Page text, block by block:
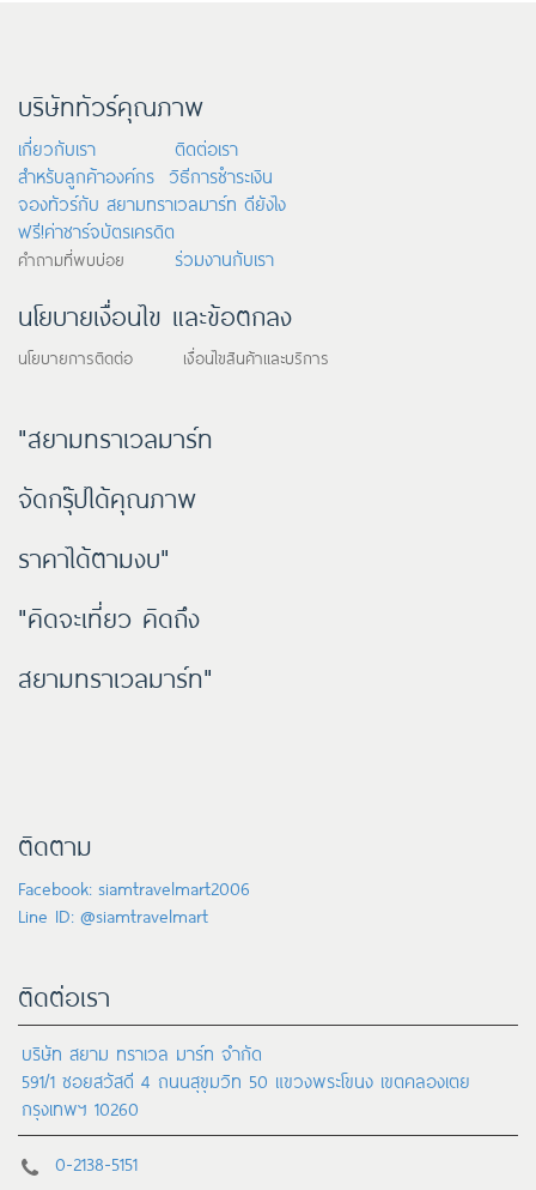
บริษัททัวร์คุณภาพ
เกี่ยวกับเรา
ติดต่อเรา
สำหรับลูกค้าองค์กร วิธีการชำระเงิน
จองทัวร์กับ สยามทราเวลมาร์ท ดียังไง
ฟรี!ค่าชาร์จบัตรเครดิต
คำถามที่พบบ่อย ร่วมงานกับเรา
นโยบายเงื่อนไข และข้อตกลง
นโยบายการติดต่อ เงื่อนไขสินค้าและบริการ
"สยามทราเวลมาร์ท
จัดกรุ๊ปได้คุณภาพ
ราคาได้ตามงบ"
"คิดจะเที่ยว คิดถึง
สยามทราเวลมาร์ท"
ติดตาม
Facebook: siamtravelmart2006
Line ID: @siamtravelmart
ติดต่อเรา
บริษัท สยาม ทราเวล มาร์ท จำกัด
591/1 ซอยสวัสดี 4 ถนนสุขุมวิท 50 แขวงพระโขนง เขตคลองเตย
กรุงเทพฯ 10260
0-2138-5151